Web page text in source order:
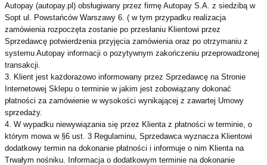
Autopay (autopay.pl) obsługiwany przez firmę Autopay S.A. z siedzibą w
Sopt ul. Powstańców Warszawy 6. ( w tym przypadku realizacja
zamówienia rozpoczęta zostanie po przesłaniu Klientowi przez
Sprzedawcę potwierdzenia przyjęcia zamówienia oraz po otrzymaniu z
systemu Autopay informacji o pozytywnym zakończeniu przeprowadzonej
transakcji.
3. Klient jest każdorazowo informowany przez Sprzedawcę na Stronie
Internetowej Sklepu o terminie w jakim jest zobowiązany dokonać
płatności za zamówienie w wysokości wynikającej z zawartej Umowy
sprzedaży.
4. W wypadku niewywiązania się przez Klienta z płatności w terminie, o
którym mowa w §6 ust. 3 Regulaminu, Sprzedawca wyznacza Klientowi
dodatkowy termin na dokonanie płatności i informuje o nim Klienta na
Trwałym nośniku. Informacja o dodatkowym terminie na dokonanie